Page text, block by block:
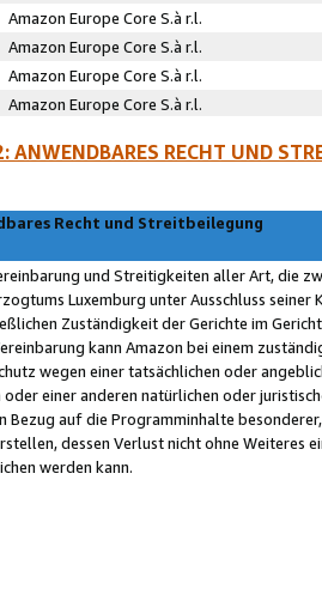
Amazon Europe Core S.à r.l.
Amazon Europe Core S.à r.l.
Amazon Europe Core S.à r.l.
Amazon Europe Core S.à r.l.
ANWENDBARES RECHT UND
Recht und Streitbeilegung
und Streitigkeiten aller Art, die
Luxemburg unter Ausschluss
Zuständigkeit der Gerichte im
kann Amazon bei einem
wegen einer tatsächlichen oder
oder einer anderen natürlichen oder
Bezug auf die Programminhalte
dessen Verlust nicht ohne Weiteres
werden kann.